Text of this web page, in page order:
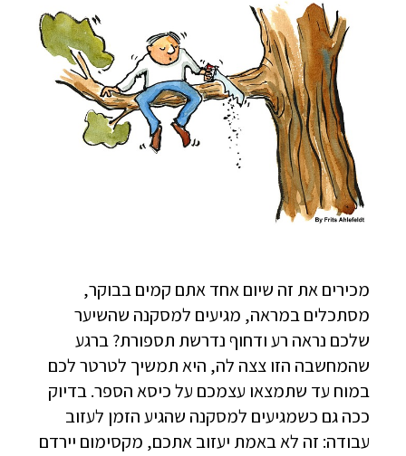
מכירים את זה שיום אחד אתם קמים בבוקר,
מסתכלים במראה, מגיעים למסקנה שהשיער
שלכם נראה רע ודחוף נדרשת תספורת? ברגע
שהמחשבה הזו צצה לה, היא תמשיך לטרטר לכם
במוח עד שתמצאו עצמכם על כיסא הספר. בדיוק
ככה גם כשמגיעים למסקנה שהגיע הזמן לעזוב
עבודה: זה לא באמת יעזוב אתכם, מקסימום יירדם